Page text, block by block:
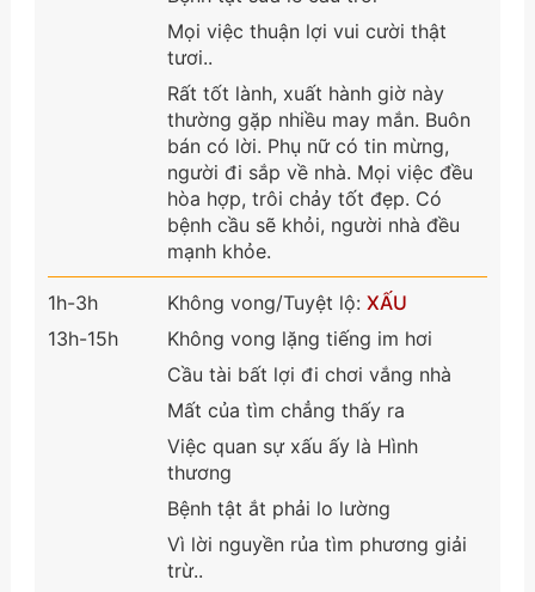
Mọi việc thuận lợi vui cười thật
tươi..
Rất tốt lành, xuất hành giờ này
thường gặp nhiều may mắn. Buôn
bán có lời. Phụ nữ có tin mừng,
người đi sắp về nhà. Mọi việc đều
hòa hợp, trôi chảy tốt đẹp. Có
bệnh cầu sẽ khỏi, người nhà đều
mạnh khỏe.
1h-3h
13h-15h
Không vong/Tuyệt lộ: XẤU
Không vong lặng tiếng im hơi
Cầu tài bất lợi đi chơi vắng nhà
Mất của tìm chẳng thấy ra
Việc quan sự xấu ấy là Hình
thương
Bệnh tật ắt phải lo lường
Vì lời nguyền rủa tìm phương giải
trừ..